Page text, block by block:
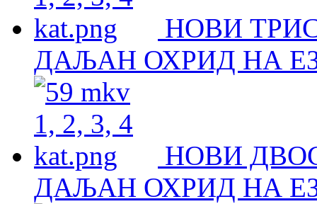
НОВИ
ДАЉАН ОХРИД НА
НОВИ
ДАЉАН ОХРИД НА